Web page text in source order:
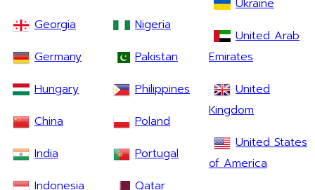
Georgia
Germany
Hungary
China
India
Indonesia
Nigeria
Pakistan
Philippines
Poland
Portugal
Qatar
Ukraine
United Arab
Emirates
United
Kingdom
United States
of America